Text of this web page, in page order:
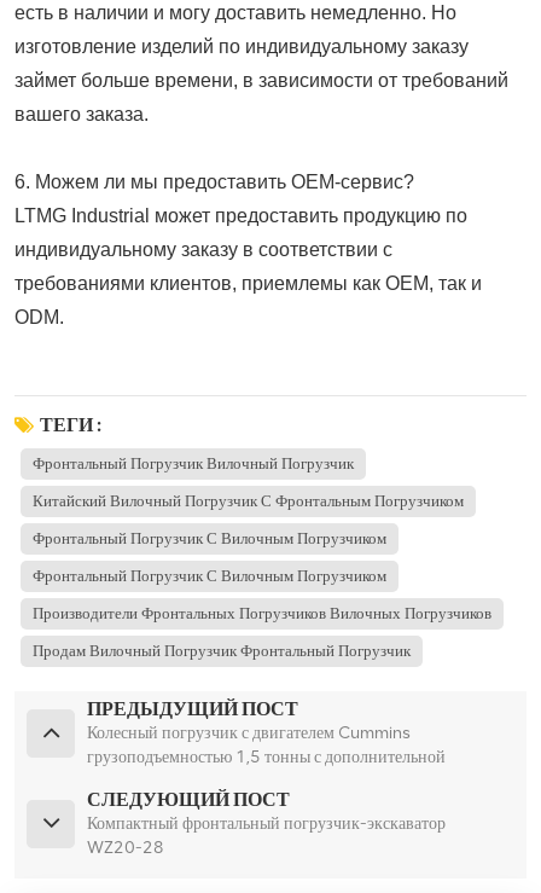
есть в наличии и могу доставить немедленно. Но
изготовление изделий по индивидуальному заказу
займет больше времени, в зависимости от требований
вашего заказа.
6. Можем ли мы предоставить OEM-сервис?
LTMG Industrial может предоставить продукцию по
индивидуальному заказу в соответствии с
требованиями клиентов, приемлемы как OEM, так и
ODM.
ТЕГИ :
Фронтальный Погрузчик Вилочный Погрузчик
Китайский Вилочный Погрузчик С Фронтальным Погрузчиком
Фронтальный Погрузчик С Вилочным Погрузчиком
Фронтальный Погрузчик С Вилочным Погрузчиком
Производители Фронтальных Погрузчиков Вилочных Погрузчиков
Продам Вилочный Погрузчик Фронтальный Погрузчик
ПРЕДЫДУЩИЙ ПОСТ
Колесный погрузчик с двигателем Cummins
грузоподъемностью 1,5 тонны с дополнительной
СЛЕДУЮЩИЙ ПОСТ
Компактный фронтальный погрузчик-экскаватор
WZ20-28